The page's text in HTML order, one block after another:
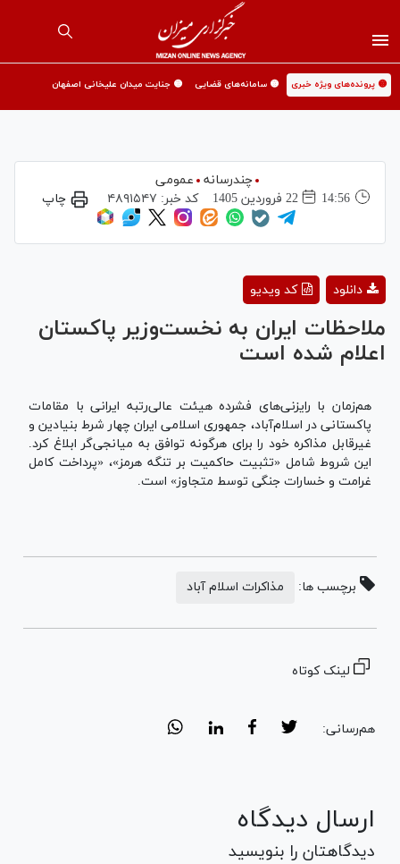
🟡 پرونده‌های ویژه خبری 🟡 سامانه‌های قضایی 🟡 جنایت میدان علیخانی اصفهان
چندرسانه
عمومی
14:56
22 فروردين 1405 کد خبر: ۴۸۹۱۵۴۷ چاپ
Video
کد ویدیو دانلود
ملاحظات ایران به نخست‌وزیر پاکستان
اعلام شده است
هم‌زمان با رایزنی‌های فشرده هیئت عالی‌رتبه ایرانی با مقامات
پاکستانی در اسلام‌آباد، جمهوری اسلامی ایران چهار شرط بنیادین و
غیرقابل مذاکره خود را برای هرگونه توافق به میانجی‌گر ابلاغ کرد.
این شروط شامل «تثبیت حاکمیت بر تنگه هرمز»، «پرداخت کامل
غرامت و خسارات جنگی توسط متجاوز» است.
برچسب ها: مذاکرات اسلام آباد
لینک کوتاه
هم‌رسانی:
ارسال دیدگاه
دیدگاهتان را بنویسید